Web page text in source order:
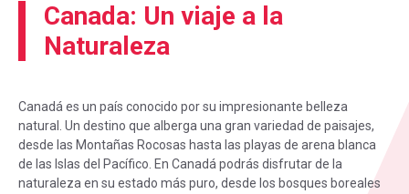
Canada: Un viaje a la
Naturaleza
Canadá es un país conocido por su impresionante belleza
natural. Un destino que alberga una gran variedad de paisajes,
desde las Montañas Rocosas hasta las playas de arena blanca
de las Islas del Pacífico. En Canadá podrás disfrutar de la
naturaleza en su estado más puro, desde los bosques boreales